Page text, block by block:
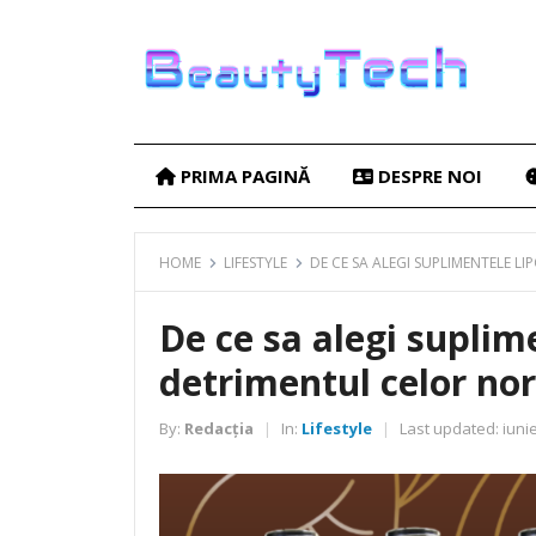
PRIMA PAGINĂ DESPRE NOI
HOME LIFESTYLE DE CE SA ALEGI SUPLIMENTELE
De ce sa alegi
detrimentul celor
By: Redacția | In: Lifestyle | Last updated: